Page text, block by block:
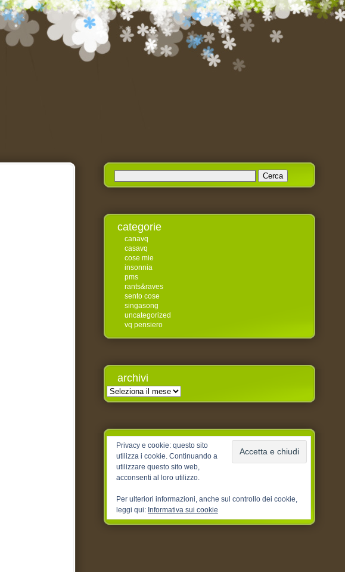
Ricerca
per:
categorie
canavq
casavq
cose mie
insonnia
pms
rants&raves
sento cose
singasong
uncategorized
vq pensiero
archivi
Archivi
Privacy e cookie: questo sito
utilizza i cookie. Continuando a
utilizzare questo sito web,
acconsenti al loro utilizzo.
Per ulteriori informazioni, anche sul controllo dei cookie,
leggi qui: Informativa sui cookie